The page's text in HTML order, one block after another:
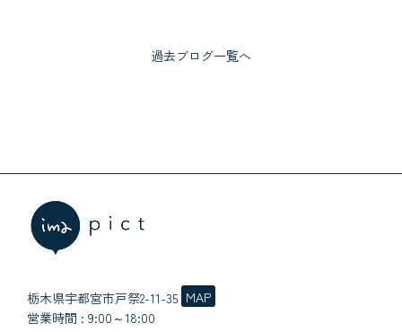
過去ブログ一覧へ
栃木県宇都宮市戸祭2-11-35 MAP
営業時間 : 9:00～18:00